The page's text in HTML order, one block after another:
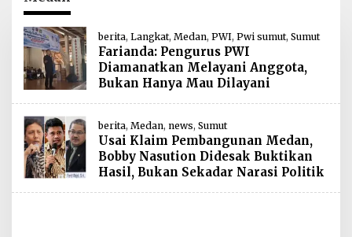
berita, Langkat, Medan, PWI, Pwi sumut, Sumut
Farianda: Pengurus PWI
Diamanatkan Melayani Anggota,
Bukan Hanya Mau Dilayani
berita, Medan, news, Sumut
Usai Klaim Pembangunan Medan,
Bobby Nasution Didesak Buktikan
Hasil, Bukan Sekadar Narasi Politik